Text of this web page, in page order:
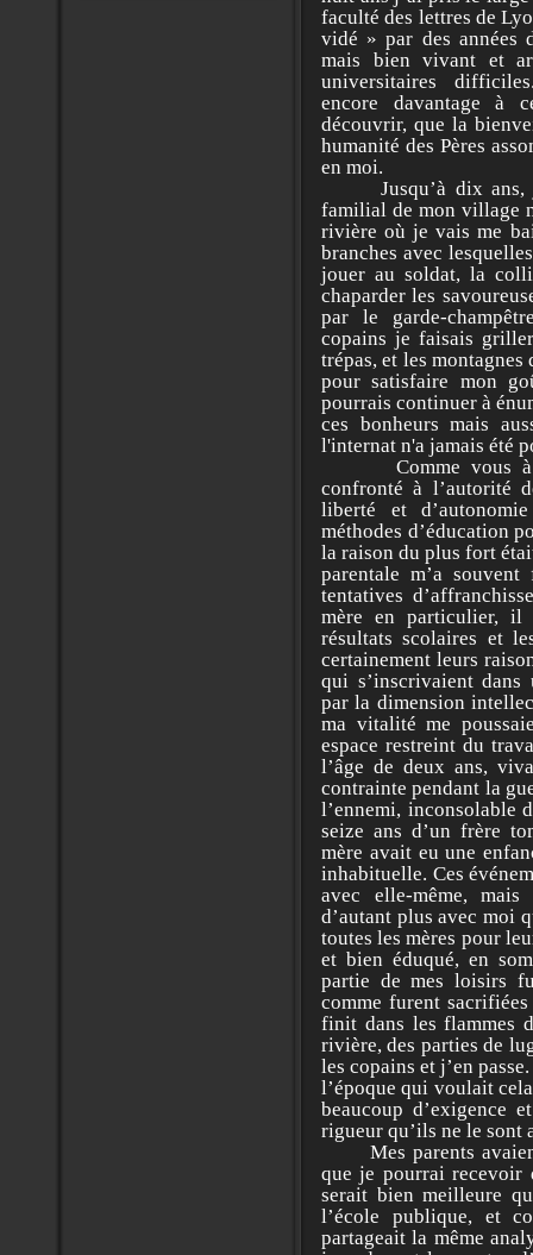
faculté des lettres de
vidé » par des années
mais bien vivant et
universitaires
encore davantage à
découvrir, que la
humanité des Pères
en moi.
Jusqu’à dix ans,
familial de mon village
rivière où je vais me
branches avec
jouer au soldat, la
chaparder les
par le garde-
copains je faisais
trépas, et les montagnes
pour satisfaire mon
pourrais continuer à
ces bonheurs mais
l'internat n'a jamais été
Comme vous à
confronté à l’autorité
liberté et
méthodes d’éducation
la raison du plus fort
parentale m’a
tentatives
mère en particulier, il
résultats scolaires et
certainement leurs
qui s’inscrivaient dans
par la dimension
ma vitalité me
espace restreint du
l’âge de deux ans,
contrainte pendant la
l’ennemi, inconsolable
seize ans d’un frère
mère avait eu une
inhabituelle. Ces
avec elle-même,
d’autant plus avec moi
toutes les mères pour
et bien éduqué, en
partie de mes loisirs
comme furent
finit dans les flammes
rivière, des parties de
les copains et j’en
l’époque qui voulait
beaucoup d’exigence
rigueur qu’ils ne le sont
Mes parents
que je pourrai recevoir
serait bien meilleure
l’école publique, et
partageait la même